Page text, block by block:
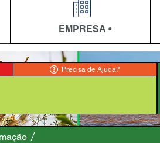
EMPRESA •
Precisa de Ajuda?